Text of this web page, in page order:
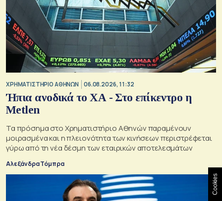
XΡΗΜΑΤΙΣΤΗΡΙΟ ΑΘΗΝΩΝ 06.08.2026, 11:32
Ήπια ανοδικά το ΧΑ - Στο επίκεντρο η
Metlen
Τα πρόσημα στο Χρηματιστήριο Αθηνών παραμένουν
μοιρασμένα και η πλειονότητα των κινήσεων περιστρέφεται
γύρω από τη νέα δέσμη των εταιρικών αποτελεσμάτων
Αλεξάνδρα Τόμπρα
Cookies